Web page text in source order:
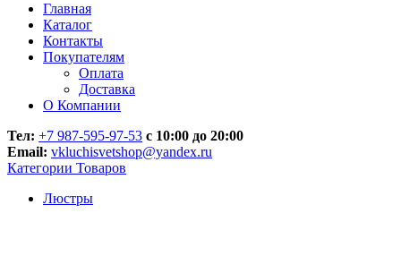
Главная
Каталог
Контакты
Покупателям
Оплата
Доставка
О Компании
Тел: +7 987-595-97-53 с 10:00 до 20:00
Email: vkluchisvetshop@yandex.ru
Категории Товаров
Люстры